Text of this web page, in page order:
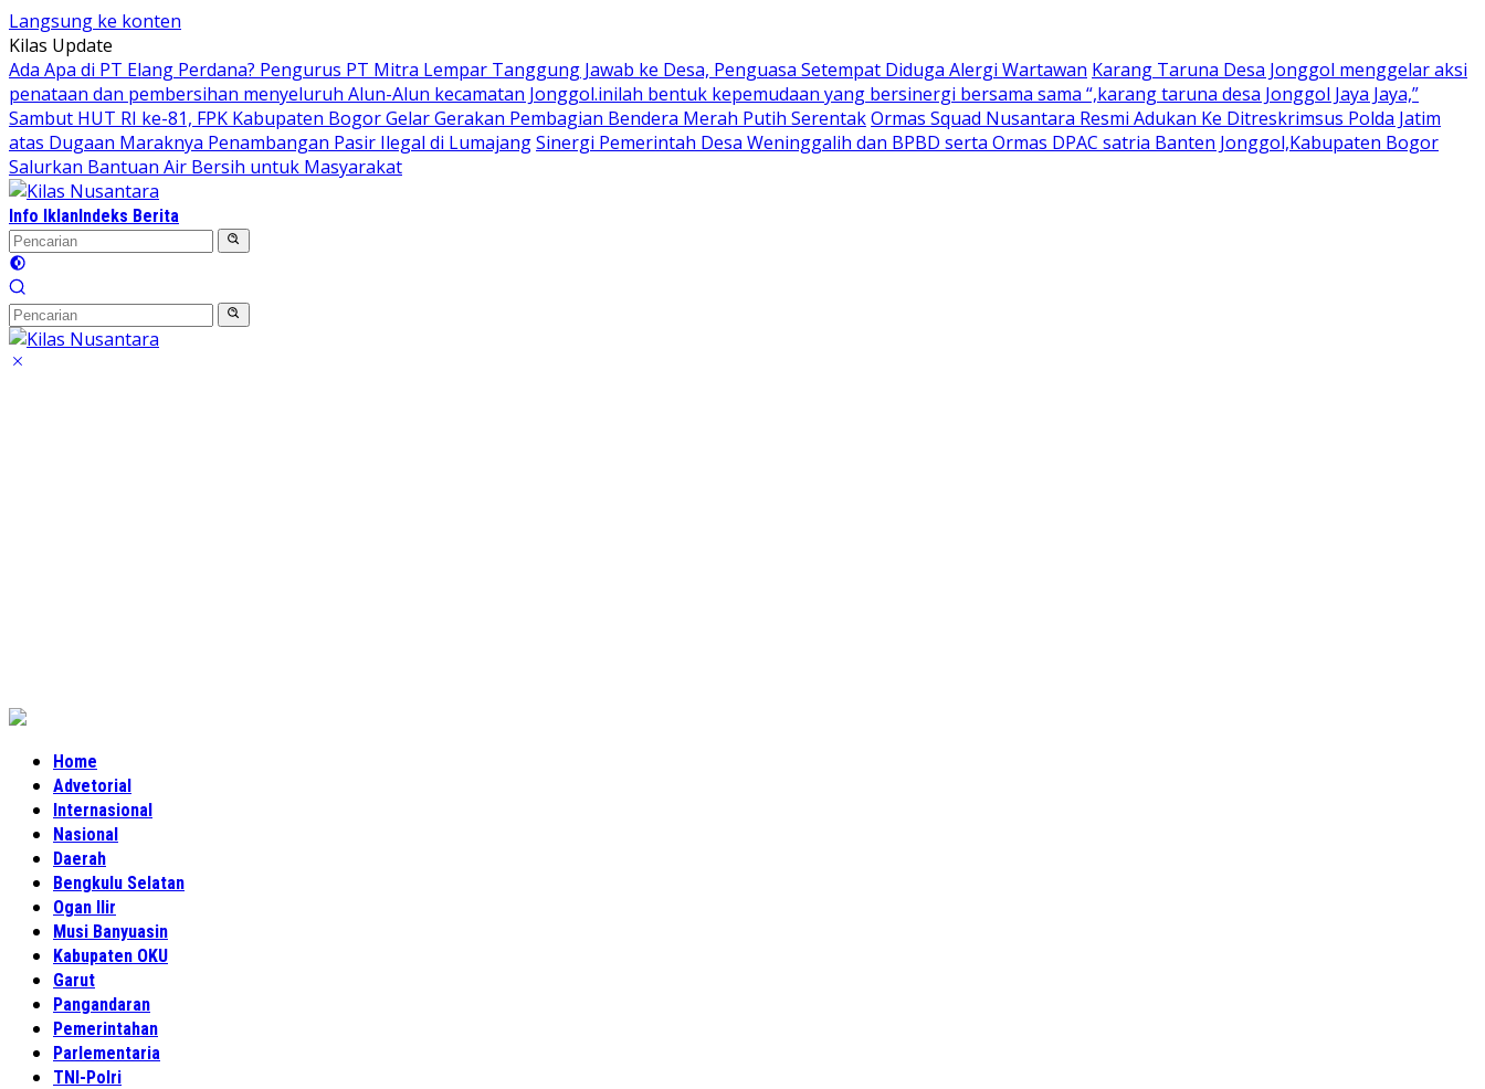
Langsung ke konten
Kilas Update
Ada Apa di PT Elang Perdana? Pengurus PT Mitra Lempar Tanggung Jawab ke Desa, Penguasa Setempat Diduga Alergi Wartawan Karang Taruna Desa Jonggol menggelar aksi
penataan dan pembersihan menyeluruh Alun-Alun kecamatan Jonggol.inilah bentuk kepemudaan yang bersinergi bersama sama “,karang taruna desa Jonggol Jaya Jaya,”
Sambut HUT RI ke-81, FPK Kabupaten Bogor Gelar Gerakan Pembagian Bendera Merah Putih SerentakOrmas Squad Nusantara Resmi Adukan Ke Ditreskrimsus Polda Jatim
atas Dugaan Maraknya Penambangan Pasir Ilegal di LumajangSinergi Pemerintah Desa Weninggalih dan BPBD serta Ormas DPAC satria Banten Jonggol,Kabupaten Bogor
Salurkan Bantuan Air Bersih untuk Masyarakat
Info IklanIndeks Berita
Home
Advetorial
Internasional
Nasional
Daerah
Bengkulu Selatan
Ogan Ilir
Musi Banyuasin
Kabupaten OKU
Garut
Pangandaran
Pemerintahan
Parlementaria
TNI-Polri